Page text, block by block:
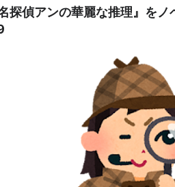
探偵アンの華麗な推理』を